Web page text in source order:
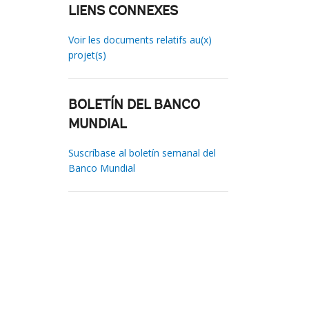
LIENS CONNEXES
Voir les documents relatifs au(x)
projet(s)
BOLETÍN DEL BANCO
MUNDIAL
Suscríbase al boletín semanal del
Banco Mundial